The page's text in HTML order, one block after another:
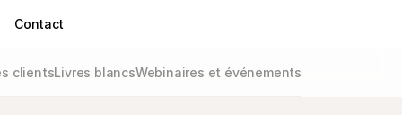
Contact
clientsLivres blancsWebinaires et événements